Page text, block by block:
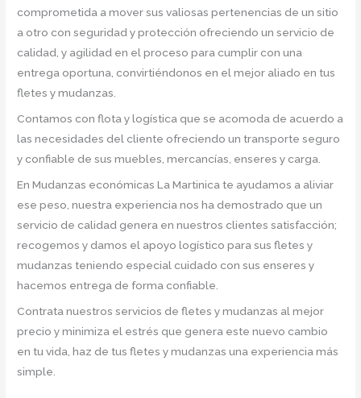
comprometida a mover sus valiosas pertenencias de un sitio
a otro con seguridad y protección ofreciendo un servicio de
calidad, y agilidad en el proceso para cumplir con una
entrega oportuna, convirtiéndonos en el mejor aliado en tus
fletes y mudanzas.
Contamos con flota y logística que se acomoda de acuerdo a
las necesidades del cliente ofreciendo un transporte seguro
y confiable de sus muebles, mercancías, enseres y carga.
En Mudanzas económicas La Martinica te ayudamos a aliviar
ese peso, nuestra experiencia nos ha demostrado que un
servicio de calidad genera en nuestros clientes satisfacción;
recogemos y damos el apoyo logístico para sus fletes y
mudanzas teniendo especial cuidado con sus enseres y
hacemos entrega de forma confiable.
Contrata nuestros servicios de fletes y mudanzas al mejor
precio y minimiza el estrés que genera este nuevo cambio
en tu vida, haz de tus fletes y mudanzas una experiencia más
simple.